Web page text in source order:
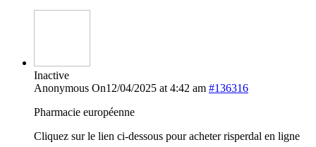
Inactive
Anonymous On12/04/2025 at 4:42 am #136316
Pharmacie européenne
Cliquez sur le lien ci-dessous pour acheter risperdal en ligne